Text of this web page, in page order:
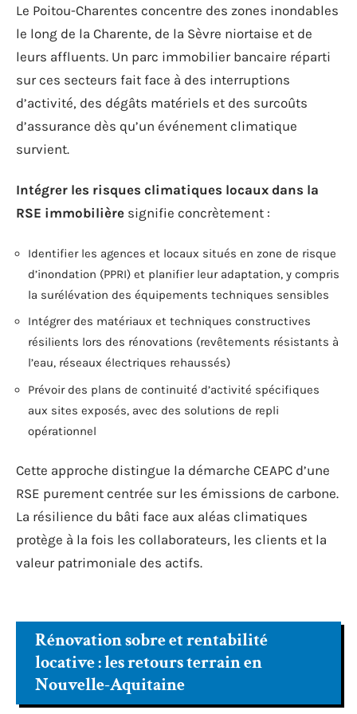
Le Poitou-Charentes concentre des zones inondables
le long de la Charente, de la Sèvre niortaise et de
leurs affluents. Un parc immobilier bancaire réparti
sur ces secteurs fait face à des interruptions
d’activité, des dégâts matériels et des surcoûts
d’assurance dès qu’un événement climatique
survient.
Intégrer les risques climatiques locaux dans la
RSE immobilière signifie concrètement :
Identifier les agences et locaux situés en zone de risque
d’inondation (PPRI) et planifier leur adaptation, y compris
la surélévation des équipements techniques sensibles
Intégrer des matériaux et techniques constructives
résilients lors des rénovations (revêtements résistants à
l’eau, réseaux électriques rehaussés)
Prévoir des plans de continuité d’activité spécifiques
aux sites exposés, avec des solutions de repli
opérationnel
Cette approche distingue la démarche CEAPC d’une
RSE purement centrée sur les émissions de carbone.
La résilience du bâti face aux aléas climatiques
protège à la fois les collaborateurs, les clients et la
valeur patrimoniale des actifs.
Rénovation sobre et rentabilité
locative : les retours terrain en
Nouvelle-Aquitaine